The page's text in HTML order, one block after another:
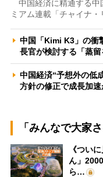
中国経済に精通する中
ミアム連載「チャイナ
中国「Kimi K3」の衝
長官が検討する「蒸
中国経済“予想外の低
方針の修正で成長加
「みんなで大家
《つい
ん」
ら…